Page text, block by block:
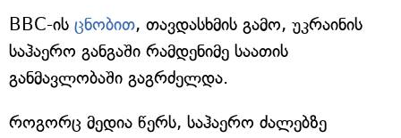
BBC-ის ცნობით, თავდასხმის გამო, უკრაინის
საჰაერო განგაში რამდენიმე საათის
განმავლობაში გაგრძელდა.
როგორც მედია წერს, საჰაერო ძალებზე